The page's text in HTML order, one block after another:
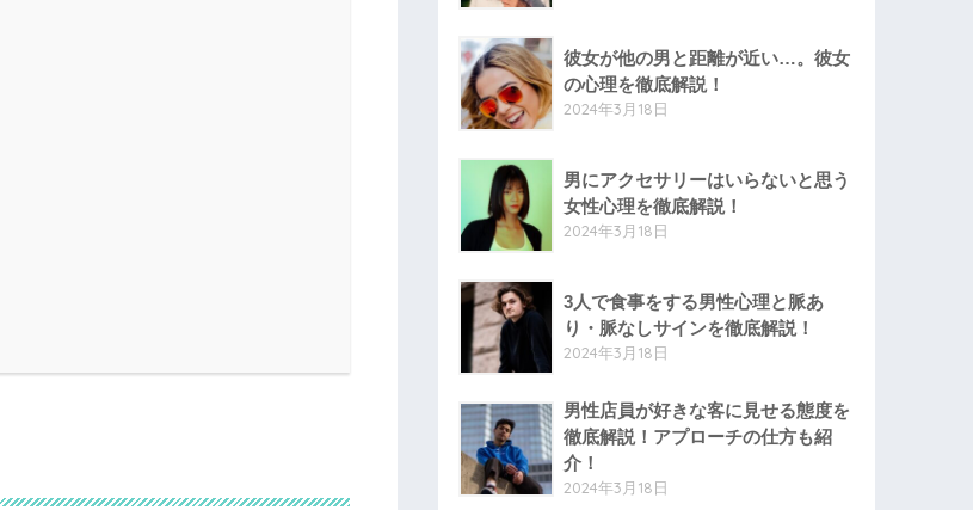
彼女が他の男と距離が近い…。彼女
の心理を徹底解説！
2024年3月18日
男にアクセサリーはいらないと思う
女性心理を徹底解説！
2024年3月18日
3人で食事をする男性心理と脈あ
り・脈なしサインを徹底解説！
2024年3月18日
男性店員が好きな客に見せる態度を
徹底解説！アプローチの仕方も紹
介！
2024年3月18日